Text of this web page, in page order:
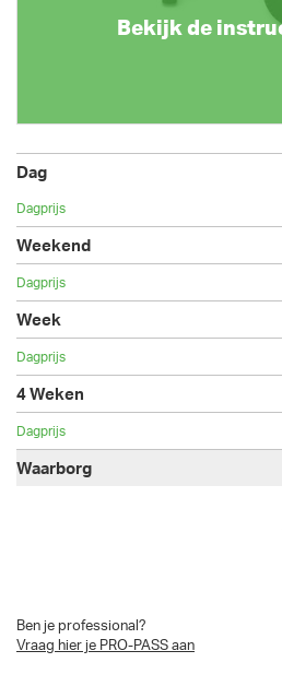
Bekijk de
Ben je professional?
Vraag hier je PRO-PASS aan